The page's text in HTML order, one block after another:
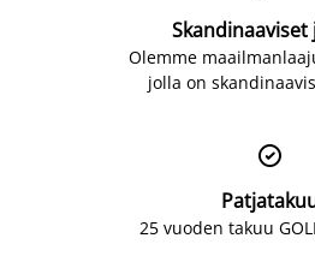
Olemme
jolla on

25 vuoden takuu